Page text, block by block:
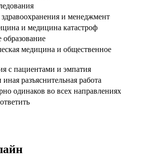
и менеджмент
и медицина катастроф
медицина и общественное
с пациентами и эмпатия
разъяснительная работа
одинаков во всех направлениях